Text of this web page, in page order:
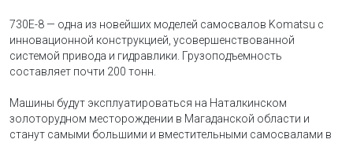
730E-8 — одна из новейших моделей самосвалов Komatsu с
инновационной конструкцией, усовершенствованной
системой привода и гидравлики. Грузоподъемность
составляет почти 200 тонн.
Машины будут эксплуатироваться на Наталкинском
золоторудном месторождении в Магаданской области и
станут самыми большими и вместительными самосвалами в